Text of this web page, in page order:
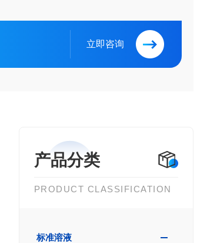
立即咨询
产品分类
PRODUCT CLASSIFICATION
标准溶液